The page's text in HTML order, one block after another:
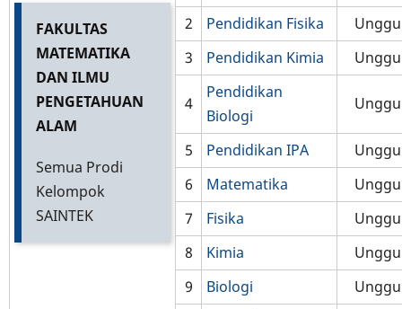
FAKULTAS
MATEMATIKA
DAN ILMU
PENGETAHUAN
ALAM
Semua Prodi
Kelompok
SAINTEK
2 Pendidikan Fisika
3
Pendidikan Kimia
4
Pendidikan
Biologi
5 Pendidikan IPA
6
Matematika
7
Fisika
8
Kimia
9
Biologi